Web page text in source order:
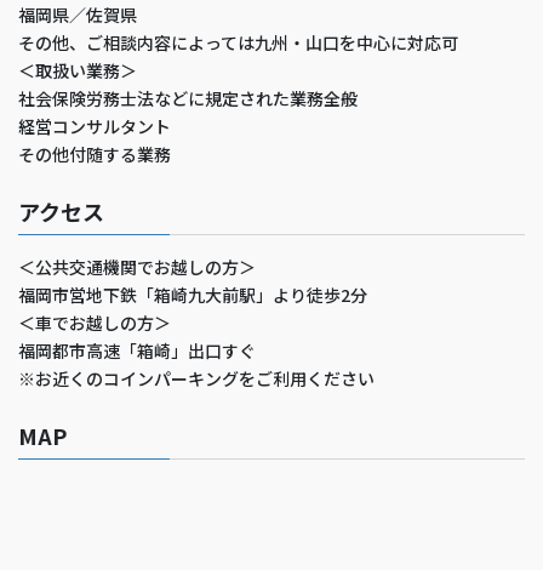
福岡県／佐賀県
その他、ご相談内容によっては九州・山口を中心に対応可
＜取扱い業務＞
社会保険労務士法などに規定された業務全般
経営コンサルタント
その他付随する業務
アクセス
＜公共交通機関でお越しの方＞
福岡市営地下鉄「箱崎九大前駅」より徒歩2分
＜車でお越しの方＞
福岡都市高速「箱崎」出口すぐ
※お近くのコインパーキングをご利用ください
MAP